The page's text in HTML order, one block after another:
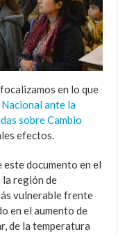
en lo que
ante la
sobre Cambio
efectos.
este documento en el
la región de
vulnerable frente
en el aumento de
de la temperatura